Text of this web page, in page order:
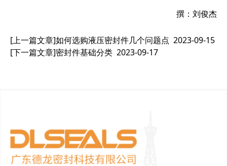
撰：刘俊杰
[上一篇文章]如何选购液压密封件几个问题点 2023-09-15
[下一篇文章]密封件基础分类 2023-09-17